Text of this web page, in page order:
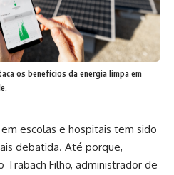
os benefícios da energia limpa em
escolas e hospitais tem sido
debatida. Até porque,
Trabach Filho, administrador de